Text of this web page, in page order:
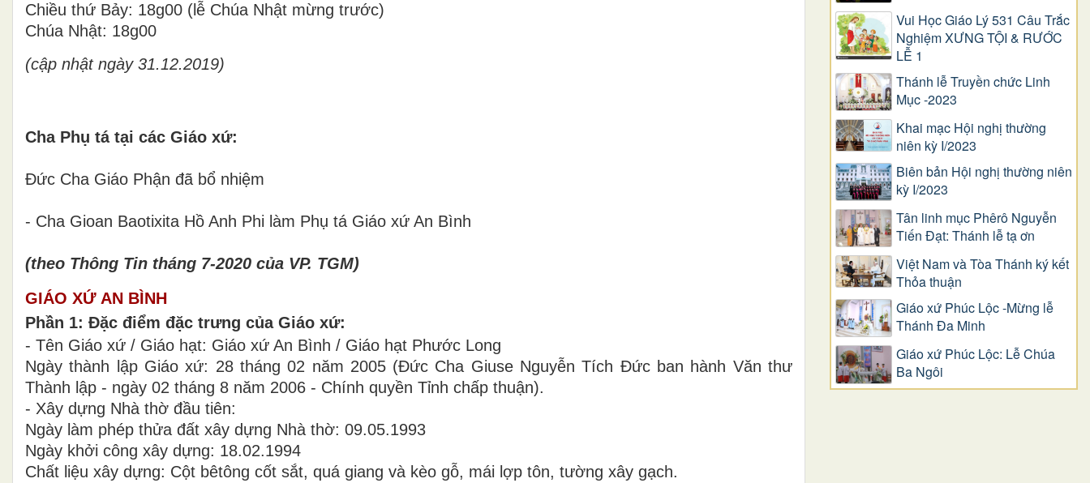
Chiều thứ Bảy: 18g00 (lễ Chúa Nhật mừng trước)
Chúa Nhật: 18g00
(cập nhật ngày 31.12.2019)
Cha Phụ tá tại các Giáo xứ:
Đức Cha Giáo Phận đã bổ nhiệm
- Cha Gioan Baotixita Hồ Anh Phi làm Phụ tá Giáo xứ An Bình
(theo Thông Tin tháng 7-2020 của VP. TGM)
GIÁO XỨ AN BÌNH
Phần 1: Đặc điểm đặc trưng của Giáo xứ:
- Tên Giáo xứ / Giáo hạt: Giáo xứ An Bình / Giáo hạt Phước Long
Ngày thành lập Giáo xứ: 28 tháng 02 năm 2005 (Đức Cha Giuse Nguyễn Tích Đức ban hành Văn thư
Thành lập - ngày 02 tháng 8 năm 2006 - Chính quyền Tỉnh chấp thuận).
- Xây dựng Nhà thờ đầu tiên:
Ngày làm phép thửa đất xây dựng Nhà thờ: 09.05.1993
Ngày khởi công xây dựng: 18.02.1994
Chất liệu xây dựng: Cột bêtông cốt sắt, quá giang và kèo gỗ, mái lợp tôn, tường xây gạch.
Vui Học Giáo Lý 531 Câu Trắc
Nghiệm XƯNG TỘI & RƯỚC
LỄ 1
Thánh lễ Truyền chức Linh
Mục -2023
Khai mạc Hội nghị thường
niên kỳ I/2023
Biên bản Hội nghị thường niên
kỳ I/2023
Tân linh mục Phêrô Nguyễn
Tiến Đạt: Thánh lễ tạ ơn
Việt Nam và Tòa Thánh ký kết
Thỏa thuận
Giáo xứ Phúc Lộc -Mừng lễ
Thánh Đa Minh
Giáo xứ Phúc Lộc: Lễ Chúa
Ba Ngôi